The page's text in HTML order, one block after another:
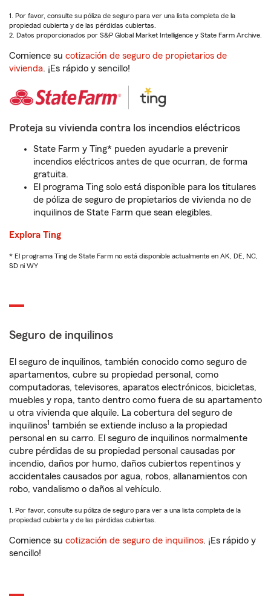
1. Por favor, consulte su póliza de seguro para ver una lista completa de la
propiedad cubierta y de las pérdidas cubiertas.
2. Datos proporcionados por S&P Global Market Intelligence y State Farm Archive.
Comience su cotización de seguro de propietarios de
vivienda. ¡Es rápido y sencillo!
Proteja su vivienda contra los incendios eléctricos
State Farm y Ting* pueden ayudarle a prevenir
incendios eléctricos antes de que ocurran, de forma
gratuita.
El programa Ting solo está disponible para los titulares
de póliza de seguro de propietarios de vivienda no de
inquilinos de State Farm que sean elegibles.
Explora Ting
* El programa Ting de State Farm no está disponible actualmente en AK, DE, NC,
SD ni WY
Seguro de inquilinos
El seguro de inquilinos, también conocido como seguro de
apartamentos, cubre su propiedad personal, como
computadoras, televisores, aparatos electrónicos, bicicletas,
muebles y ropa, tanto dentro como fuera de su apartamento
u otra vivienda que alquile. La cobertura del seguro de
inquilinos1 también se extiende incluso a la propiedad
personal en su carro. El seguro de inquilinos normalmente
cubre pérdidas de su propiedad personal causadas por
incendio, daños por humo, daños cubiertos repentinos y
accidentales causados por agua, robos, allanamientos con
robo, vandalismo o daños al vehículo.
1. Por favor, consulte su póliza de seguro para ver a una lista completa de la
propiedad cubierta y de las pérdidas cubiertas.
Comience su cotización de seguro de inquilinos. ¡Es rápido y
sencillo!